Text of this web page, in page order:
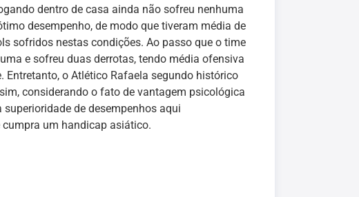
dentro de casa ainda não sofreu nenhuma
desempenho, de modo que tiveram média de
sofridos nestas condições. Ao passo que o time
e sofreu duas derrotas, tendo média ofensiva
o Atlético Rafaela segundo histórico
considerando o fato de vantagem psicológica
de desempenhos aqui
um handicap asiático.